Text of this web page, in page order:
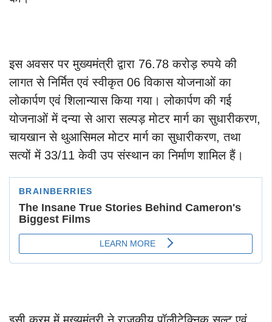
इस अवसर पर मुख्यमंत्री द्वारा 76.78 करोड़ रुपये की
लागत से निर्मित एवं स्वीकृत 06 विकास योजनाओं का
लोकार्पण एवं शिलान्यास किया गया। लोकार्पण की गई
योजनाओं में दन्या से आरा सल्पड़ मोटर मार्ग का सुधारीकरण,
चायखान से थुआसिमल मोटर मार्ग का सुधारीकरण, तथा
सत्यों में 33/11 केवी उप संस्थान का निर्माण शामिल हैं।